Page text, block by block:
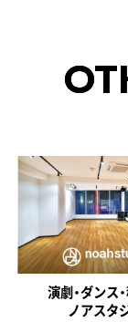
演劇・ダンス
ノアスタ